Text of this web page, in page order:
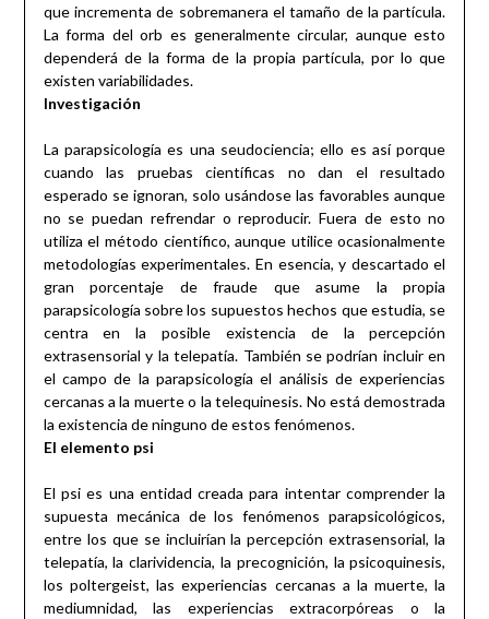
que incrementa de sobremanera el tamaño de la partícula.
La forma del orb es generalmente circular, aunque esto
dependerá de la forma de la propia partícula, por lo que
existen variabilidades.
Investigación
La parapsicología es una seudociencia; ello es así porque
cuando las pruebas científicas no dan el resultado
esperado se ignoran, solo usándose las favorables aunque
no se puedan refrendar o reproducir. Fuera de esto no
utiliza el método científico, aunque utilice ocasionalmente
metodologías experimentales. En esencia, y descartado el
gran porcentaje de fraude que asume la propia
parapsicología sobre los supuestos hechos que estudia, se
centra en la posible existencia de la percepción
extrasensorial y la telepatía. También se podrían incluir en
el campo de la parapsicología el análisis de experiencias
cercanas a la muerte o la telequinesis. No está demostrada
la existencia de ninguno de estos fenómenos.
El elemento psi
El psi es una entidad creada para intentar comprender la
supuesta mecánica de los fenómenos parapsicológicos,
entre los que se incluirían la percepción extrasensorial, la
telepatía, la clarividencia, la precognición, la psicoquinesis,
los poltergeist, las experiencias cercanas a la muerte, la
mediumnidad, las experiencias extracorpóreas o la